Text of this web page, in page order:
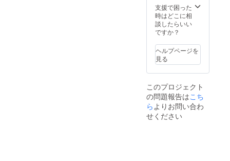
支援で困った
時はどこに相
談したらいい
ですか？
ヘルプページを
見る
このプロジェクト
の問題報告はこち
らよりお問い合わ
せください